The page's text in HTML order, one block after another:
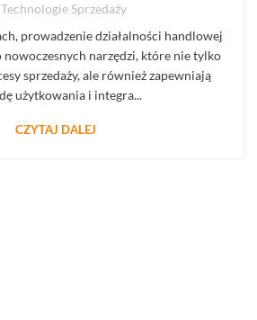
Technologie Sprzedaży
prowadzenie działalności handlowej
nowoczesnych narzędzi, które nie tylko
sprzedaży, ale również zapewniają
użytkowania i integra...
CZYTAJ DALEJ